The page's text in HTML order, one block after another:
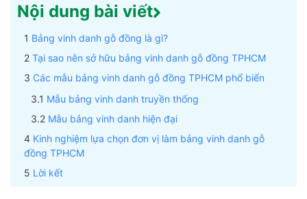
Nội dung bài viết
Bảng vinh danh gỗ đồng là gì?
Tại sao nên sở hữu bảng vinh danh gỗ đồng TPHCM
Các mẫu bảng vinh danh gỗ đồng TPHCM phổ biến
Mẫu bảng vinh danh truyền thống
Mẫu bảng vinh danh hiện đại
Kinh nghiệm lựa chọn đơn vị làm bảng vinh danh gỗ
đồng TPHCM
Lời kết